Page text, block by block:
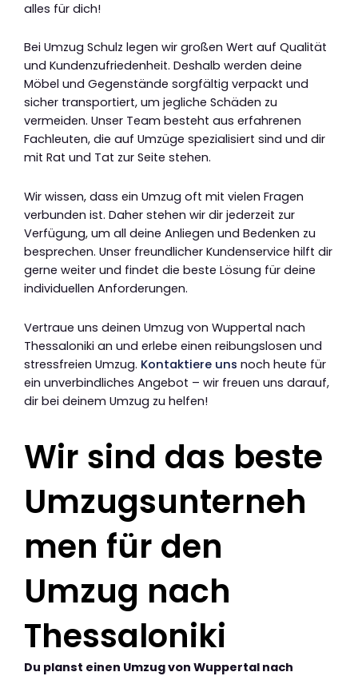
alles für dich!
Bei Umzug Schulz legen wir großen Wert auf Qualität
und Kundenzufriedenheit. Deshalb werden deine
Möbel und Gegenstände sorgfältig verpackt und
sicher transportiert, um jegliche Schäden zu
vermeiden. Unser Team besteht aus erfahrenen
Fachleuten, die auf Umzüge spezialisiert sind und dir
mit Rat und Tat zur Seite stehen.
Wir wissen, dass ein Umzug oft mit vielen Fragen
verbunden ist. Daher stehen wir dir jederzeit zur
Verfügung, um all deine Anliegen und Bedenken zu
besprechen. Unser freundlicher Kundenservice hilft dir
gerne weiter und findet die beste Lösung für deine
individuellen Anforderungen.
Vertraue uns deinen Umzug von Wuppertal nach
Thessaloniki an und erlebe einen reibungslosen und
stressfreien Umzug. Kontaktiere uns noch heute für
ein unverbindliches Angebot – wir freuen uns darauf,
dir bei deinem Umzug zu helfen!
Wir sind das beste
Umzugsunterneh
men für den
Umzug nach
Thessaloniki
Du planst einen Umzug von Wuppertal nach